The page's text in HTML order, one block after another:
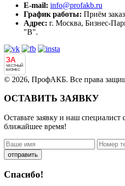
E-mail: info@profakb.ru
График работы: Приём
Адрес: г. Москва, Бизнес-
"В".
ЗА
ЧЕСТНЫЙ
БИЗНЕС
© 2026, ПрофАКБ. Все права
ОСТАВИТЬ ЗАЯВКУ
Оставьте заявку и наш специалист
ближайшее время!
отправить
Спасибо!